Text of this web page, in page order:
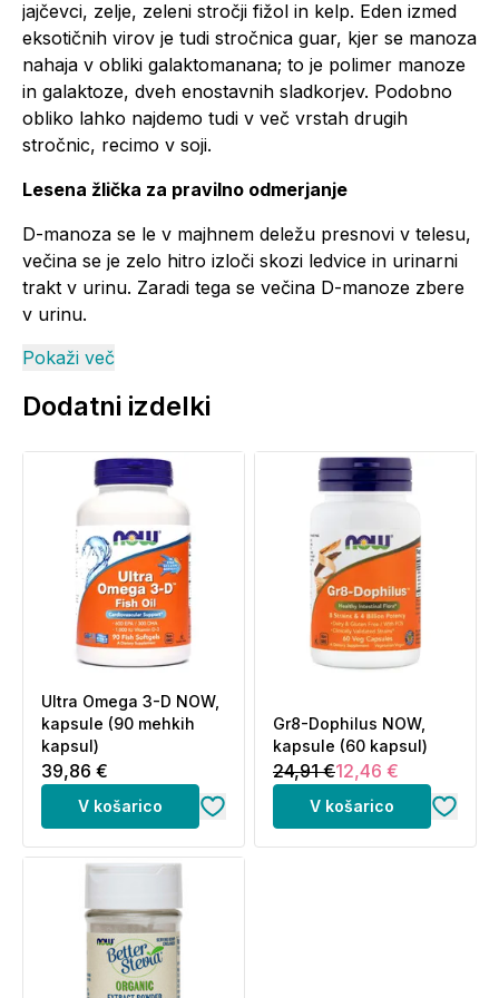
jajčevci, zelje, zeleni stročji fižol in kelp. Eden izmed
eksotičnih virov je tudi stročnica guar, kjer se manoza
nahaja v obliki galaktomanana; to je polimer manoze
in galaktoze, dveh enostavnih sladkorjev. Podobno
obliko lahko najdemo tudi v več vrstah drugih
stročnic, recimo v soji.
Lesena žlička za pravilno odmerjanje
D-manoza se le v majhnem deležu presnovi v telesu,
večina se je zelo hitro izloči skozi ledvice in urinarni
trakt v urinu. Zaradi tega se večina D-manoze zbere
v urinu.
Za pravilno odmerjanje prejmete tudi leseno žličko. S
umešate v vodo ali nesladkan sok za pripravo
Ne vpliva na regulacijo krvnega sladkorja.
Vegetarijanska/veganska formula.
Uporaba D-manoza in priporočena dnevna količina:
Priporočen dnevni odmerek: 1 čajna žlička, 1- do 2-
krat dnevno. Vzemite z vodo ali nesladkanim sokom
Vsebnost:
Sestava: 1 čajna žlička (2g)
D-manoza
D-manoza se nahaja v obliki praha. Iz praha se
zmeša napitek, ki se ga lahko uživa enkrat ali dvakrat
dnevno. Na tak način v telo vnesemo 2g oziroma 4g
manoze dnevno. Večina te količine se izloči preko
Pokaži več
Dodatni izdelki
Ultra Omega 3-D NOW,
kapsule (90 mehkih
kapsul)
39,86 €
V košarico
Gr8-Dophilus NOW,
kapsule (60 kapsul)
24,91 €12,46 €
V košarico